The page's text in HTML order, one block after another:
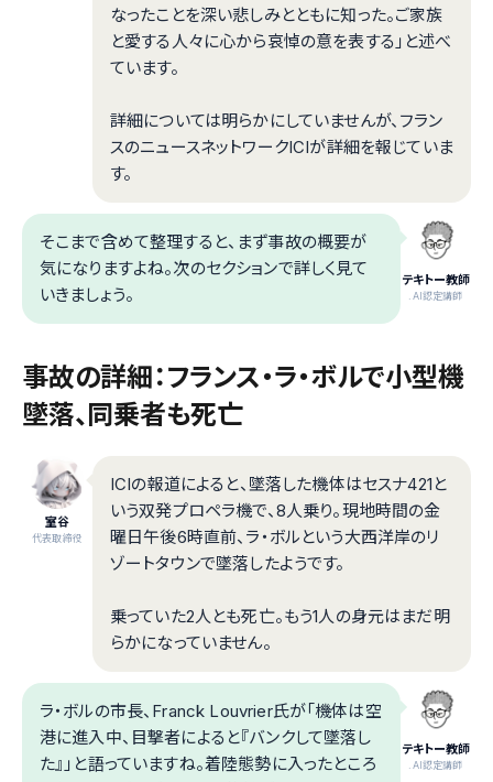
なったことを深い悲しみとともに知った。ご家族
と愛する人々に心から哀悼の意を表する」と述べ
ています。
詳細については明らかにしていませんが、フラン
スのニュースネットワークICIが詳細を報じていま
す。
テキトー教師
.AI認定講師
そこまで含めて整理すると、まず事故の概要が
気になりますよね。次のセクションで詳しく見て
いきましょう。
事故の詳細：フランス・ラ・ボルで小型機
墜落、同乗者も死亡
室谷
代表取締役
ICIの報道によると、墜落した機体はセスナ421と
いう双発プロペラ機で、8人乗り。現地時間の金
曜日午後6時直前、ラ・ボルという大西洋岸のリ
ゾートタウンで墜落したようです。
乗っていた2人とも死亡。もう1人の身元はまだ明
らかになっていません。
テキトー教師
.AI認定講師
ラ・ボルの市長、Franck Louvrier氏が「機体は空
港に進入中、目撃者によると『バンクして墜落し
た』」と語っていますね。着陸態勢に入ったところ